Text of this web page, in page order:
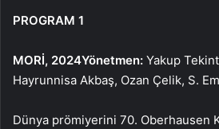
PROGRAM 1
MORİ, 2024Yönetmen: Yakup
Hayrunnisa Akbaş, Ozan Çelik, S.
Dünya prömiyerini 70. Oberhausen